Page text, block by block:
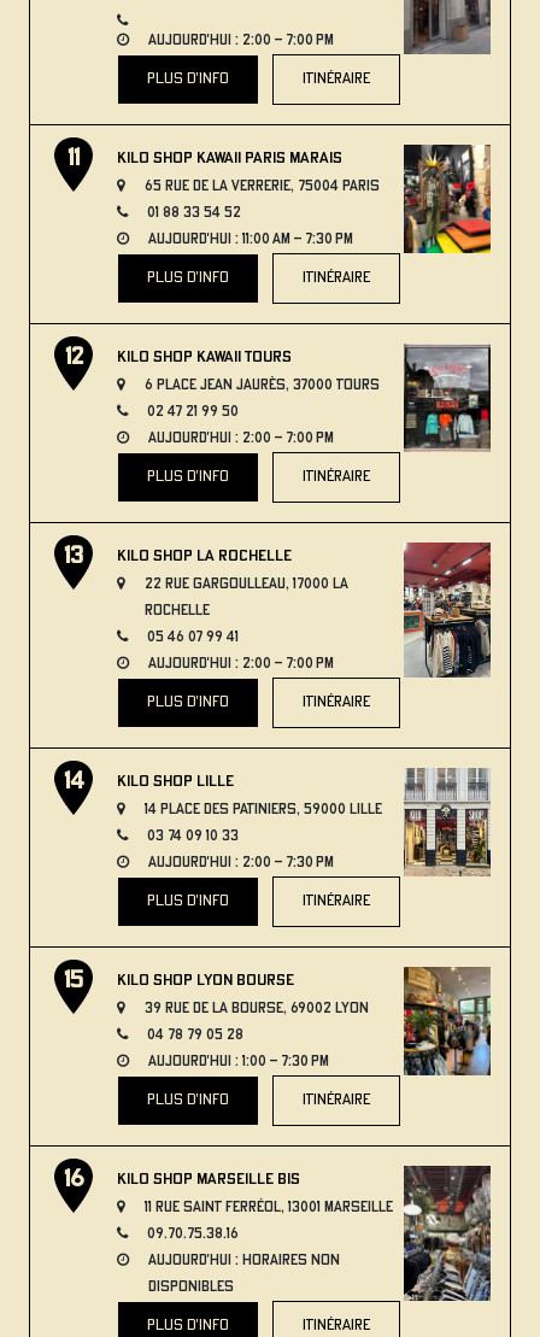
aujourd'hui : 2:00 – 7:00 PM
plus d'info itinéraire
Kilo Shop Kawaii Paris Marais
65 Rue de la Verrerie, 75004 Paris
01 88 33 54 52
aujourd'hui : 11:00 AM – 7:30 PM
plus d'info itinéraire
Kilo Shop Kawaii Tours
6 Place Jean Jaurès, 37000 Tours
02 47 21 99 50
aujourd'hui : 2:00 – 7:00 PM
plus d'info itinéraire
Kilo Shop La Rochelle
22 Rue Gargoulleau, 17000 La
Rochelle
05 46 07 99 41
aujourd'hui : 2:00 – 7:00 PM
plus d'info itinéraire
Kilo Shop Lille
14 Place des Patiniers, 59000 Lille
03 74 09 10 33
aujourd'hui : 2:00 – 7:30 PM
plus d'info itinéraire
Kilo Shop Lyon Bourse
39 Rue de la Bourse, 69002 Lyon
04 78 79 05 28
aujourd'hui : 1:00 – 7:30 PM
plus d'info itinéraire
Kilo Shop Marseille Bis
11 Rue Saint Ferréol, 13001 Marseille
09.70.75.38.16
aujourd'hui : horaires non
disponibles
plus d'info itinéraire